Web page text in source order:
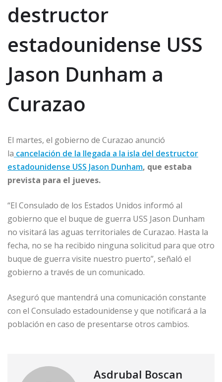
destructor
estadounidense USS
Jason Dunham a
Curazao
El martes, el gobierno de Curazao anunció
la cancelación de la llegada a la isla del destructor
estadounidense USS Jason Dunham, que estaba
prevista para el jueves.
“El Consulado de los Estados Unidos informó al
gobierno que el buque de guerra USS Jason Dunham
no visitará las aguas territoriales de Curazao. Hasta la
fecha, no se ha recibido ninguna solicitud para que otro
buque de guerra visite nuestro puerto”, señaló el
gobierno a través de un comunicado.
Aseguró que mantendrá una comunicación constante
con el Consulado estadounidense y que notificará a la
población en caso de presentarse otros cambios.
Asdrubal Boscan